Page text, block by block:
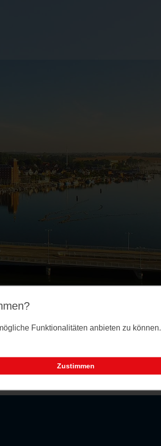
Funktionalitäten anbieten zu können.
Zustimmen